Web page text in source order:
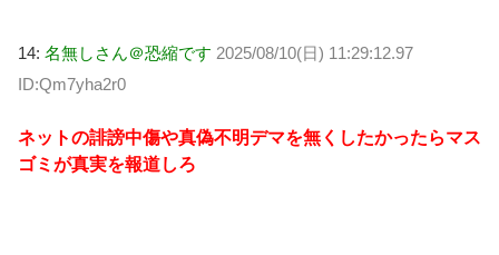
14: 名無しさん＠恐縮です 2025/08/10(日) 11:29:12.97
ID:Qm7yha2r0
ネットの誹謗中傷や真偽不明デマを無くしたかったらマス
ゴミが真実を報道しろ